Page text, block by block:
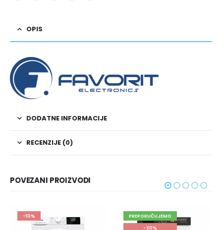
OPIS
DODATNE INFORMACIJE
RECENZIJE (0)
POVEZANI PROIZVODI
-10%
PREPORUČUJEMO
-20%